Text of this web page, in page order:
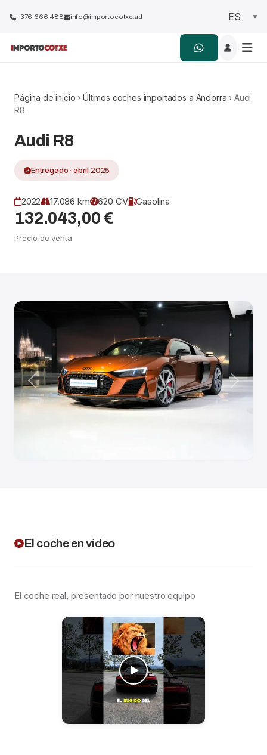
+376 666 488 info@importocotxe.ad
Página de inicio › Últimos coches importados a Andorra › Audi
R8
Audi R8
Entregado · abril 2025
2022 17.086 km 620 CV Gasolina
132.043,00 €
Precio de venta
Anterior
El coche en vídeo
El coche real, presentado por nuestro equipo